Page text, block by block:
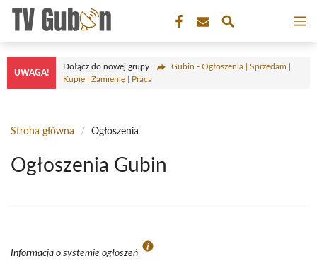
Przejdź
treści
UWAGA!
Dołącz do nowej grupy
Gubin - Ogłoszenia | Sprzedam |
Kupię | Zamienię | Praca
Strona główna / Ogłoszenia
Ogłoszenia Gubin
Informacja o systemie ogłoszeń